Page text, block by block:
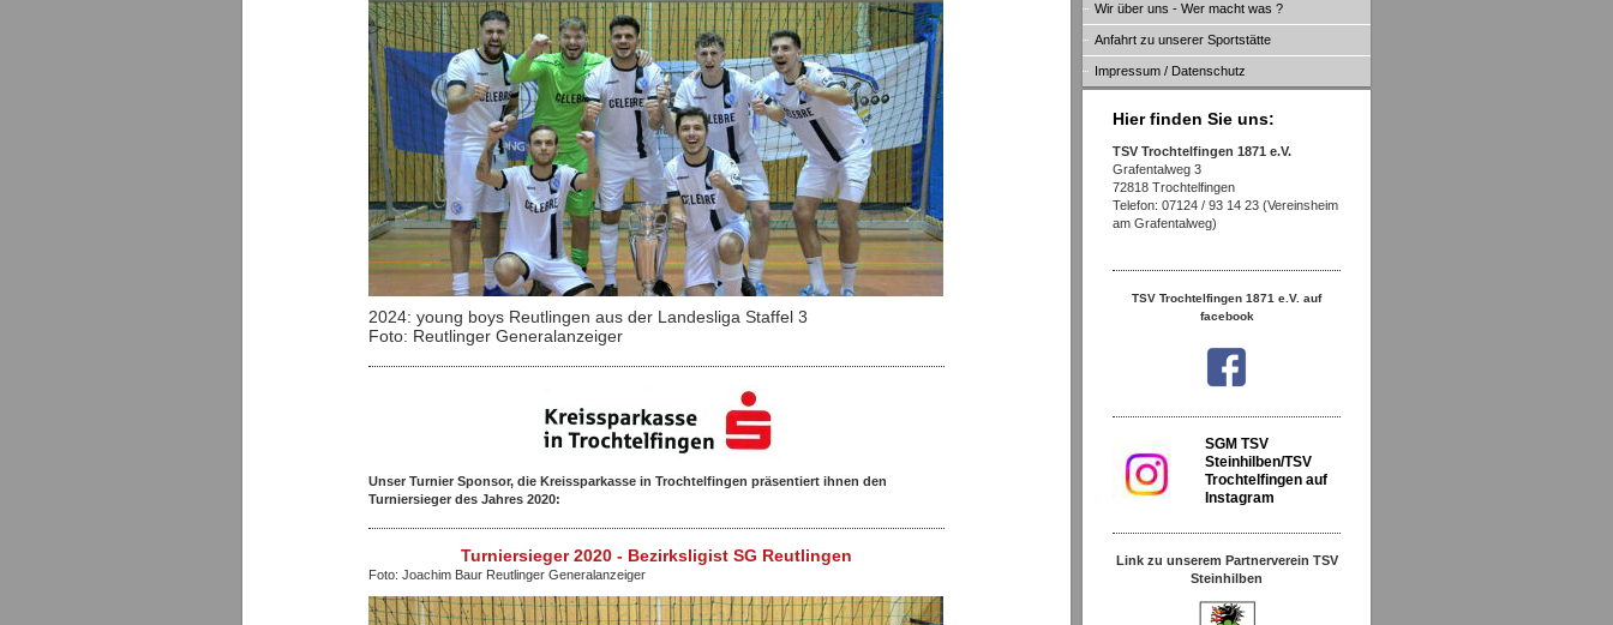
2024: young boys Reutlingen aus der Landesliga Staffel 3
Foto: Reutlinger Generalanzeiger
Unser Turnier Sponsor, die Kreissparkasse in Trochtelfingen präsentiert ihnen den
Turniersieger des Jahres 2020:
Turniersieger 2020 - Bezirksligist SG Reutlingen
Foto: Joachim Baur Reutlinger Generalanzeiger
Wir über uns - Wer macht was ?
Anfahrt zu unserer Sportstätte
Impressum / Datenschutz
Hier finden Sie uns:
TSV Trochtelfingen 1871 e.V.
Grafentalweg 3
72818 Trochtelfingen
Telefon: 07124 / 93 14 23 (Vereinsheim
am Grafentalweg)
TSV Trochtelfingen 1871 e.V. auf
facebook
SGM TSV
Steinhilben/TSV
Trochtelfingen auf
Instagram
Link zu unserem Partnerverein TSV
Steinhilben